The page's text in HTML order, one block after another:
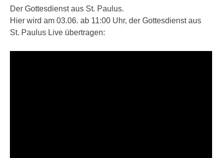
Der Gottesdienst aus St. Paulus.
Hier wird am 03.06. ab 11:00 Uhr, der Gottesdienst aus
St. Paulus Live übertragen: